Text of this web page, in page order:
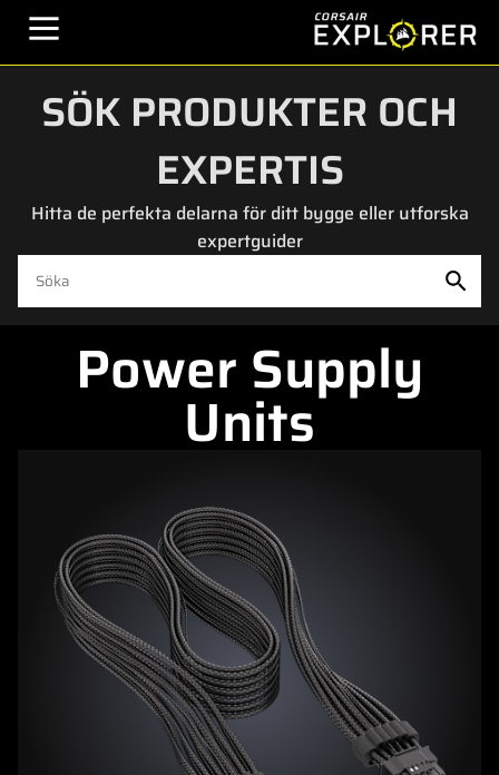
SÖK PRODUKTER OCH
EXPERTIS
Hitta de perfekta delarna för ditt bygge eller utforska
expertguider
Power Supply
Units